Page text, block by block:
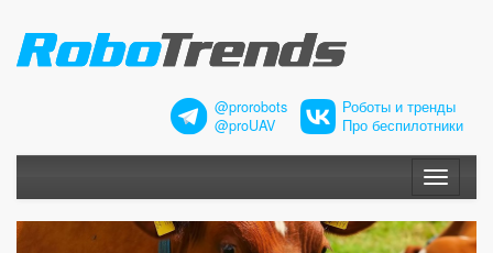
@prorobots
@proUAV
Роботы и тренды
Про беспилотники
Меню